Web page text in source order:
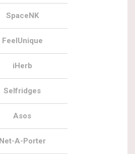
SpaceNK
FeelUnique
iHerb
Selfridges
Asos
Net-A-Porter